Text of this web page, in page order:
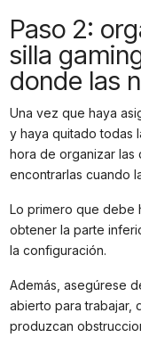
Paso 2:
silla
donde las
Una vez que haya
y haya quitado todas
hora de organizar las
encontrarlas cuando
Lo primero que debe
obtener la parte
la configuración.
Además, asegúrese
abierto para trabajar,
produzcan